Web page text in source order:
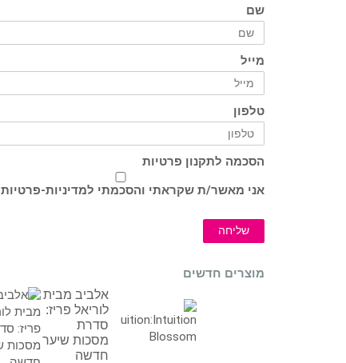
שם
מייל
טלפון
הסכמה לתקנון פרטיות
אני מאשר/ת שקראתי והסכמתי למדיניות-פרטיות
שליחה
מוצרים חדשים
אלביב מבית
לוריאל פריז:
סדרת
מסכות שיער
חדשה